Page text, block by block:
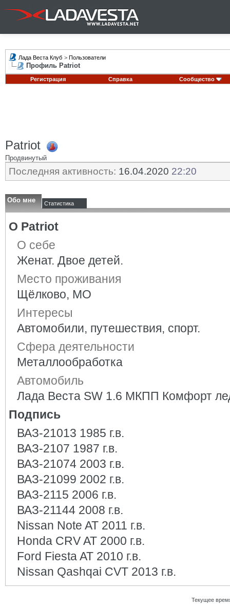
Лада Веста Клуб > Пользователи
Профиль Patriot
Регистрация Справка Сообщество
Patriot
Продвинутый
Последняя активность: 16.04.2020 22:20
Обо мне Статистика
О Patriot
О себе
Женат. Двое детей.
Место проживания
Щёлково, МО
Интересы
Автомобили, путешествия, спорт.
Сфера деятельности
Металлообработка
Автомобиль
Лада Веста SW 1.6 МКПП Комфорт
Подпись
ВАЗ-21013 1985 г.в.
ВАЗ-2107 1987 г.в.
ВАЗ-21074 2003 г.в.
ВАЗ-21099 2002 г.в.
ВАЗ-2115 2006 г.в.
ВАЗ-21144 2008 г.в.
Nissan Note AT 2011 г.в.
Honda CRV AT 2000 г.в.
Ford Fiesta AT 2010 г.в.
Nissan Qashqai CVT 2013 г.в.
Текущее